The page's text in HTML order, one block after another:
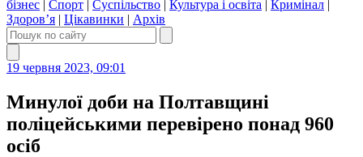
бізнес | Спорт | Суспільство | Культура і освіта | Кримінал |
Здоров’я | Цікавинки | Архів
19 червня 2023, 09:01
Минулої доби на Полтавщині
поліцейськими перевірено понад 960
осіб